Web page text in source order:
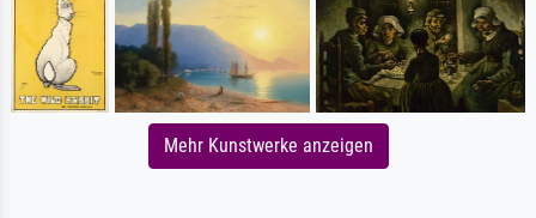
Mehr Kunstwerke anzeigen